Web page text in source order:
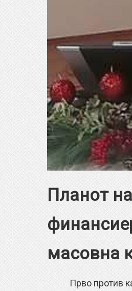
Планот
масовна
Прво против